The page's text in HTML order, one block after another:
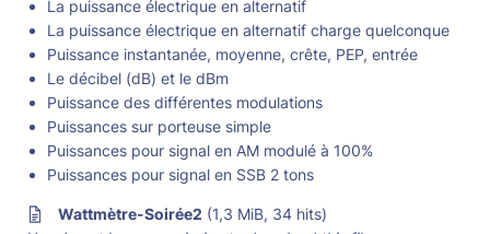
La puissance électrique en alternatif
La puissance électrique en alternatif charge quelconque
Puissance instantanée, moyenne, crête, PEP, entrée
Le décibel (dB) et le dBm
Puissance des différentes modulations
Puissances sur porteuse simple
Puissances pour signal en AM modulé à 100%
Puissances pour signal en SSB 2 tons
Wattmètre-Soirée2 (1,3 MiB, 34 hits)